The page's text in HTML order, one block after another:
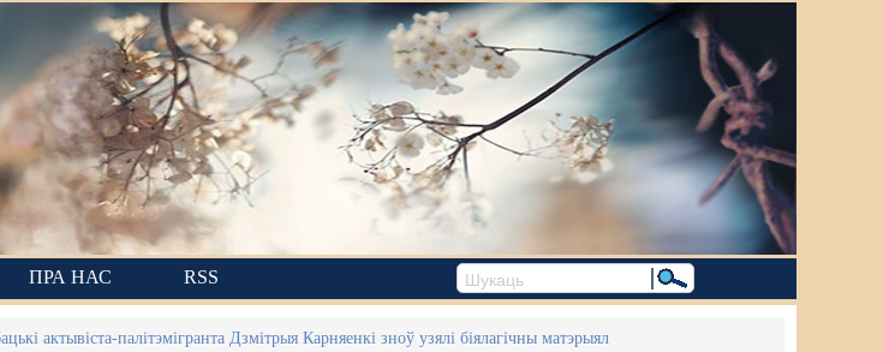
ПРА НАС RSS
актывіста-палітэмігранта Дзмітрыя Карняенкі зноў узялі біялагічны матэрыял